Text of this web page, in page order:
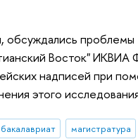
обсуждались проблемы
Восток" ИКВИА
надписей при
этого
бакалавриат
магистратура